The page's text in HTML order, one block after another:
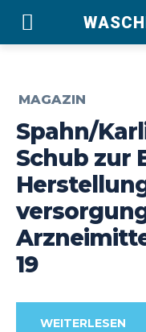
MAGAZIN
Spahn/
Schub zur
19
WEITERLESEN